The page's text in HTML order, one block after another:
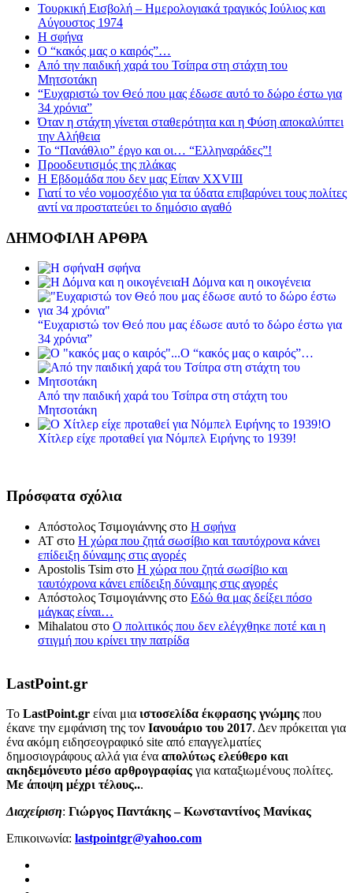
Τουρκική Εισβολή – Ημερολογιακά τραγικός Ιούλιος και
Αύγουστος 1974
Η σφήνα
Ο “κακός μας ο καιρός”…
Από την παιδική χαρά του Τσίπρα στη στάχτη του
Μητσοτάκη
“Ευχαριστώ τον Θεό που μας έδωσε αυτό το δώρο έστω για
34 χρόνια”
Όταν η στάχτη γίνεται σταθερότητα και η Φύση αποκαλύπτει
την Αλήθεια
Το “Πανάθλιο” έργο και οι… “Ελληναράδες”!
Προοδευτισμός της πλάκας
Η Εβδομάδα που δεν μας Είπαν XXVIII
Γιατί το νέο νομοσχέδιο για τα ύδατα επιβαρύνει τους πολίτες
αντί να προστατεύει το δημόσιο αγαθό
ΔΗΜΟΦΙΛΗ ΑΡΘΡΑ
Η σφήνα
Η Δόμνα και η οικογένεια
“Ευχαριστώ τον Θεό που μας έδωσε αυτό το δώρο έστω για
34 χρόνια”
Ο “κακός μας ο καιρός”…
Από την παιδική χαρά του Τσίπρα στη στάχτη του
Μητσοτάκη
Ο
Χίτλερ είχε προταθεί για Νόμπελ Ειρήνης το 1939!
Πρόσφατα σχόλια
Απόστολος Τσιμογιάννης στο Η σφήνα
ΑΤ στο Η χώρα που ζητά σωσίβιο και ταυτόχρονα κάνει
επίδειξη δύναμης στις αγορές
Apostolis Tsim στο Η χώρα που ζητά σωσίβιο και
ταυτόχρονα κάνει επίδειξη δύναμης στις αγορές
Απόστολος Τσιμογιάννης στο Εδώ θα μας δείξει πόσο
μάγκας είναι…
Mihalatou στο Ο πολιτικός που δεν ελέγχθηκε ποτέ και η
στιγμή που κρίνει την πατρίδα
LastPoint.gr
To LastPoint.gr είναι μια ιστοσελίδα έκφρασης γνώμης που
έκανε την εμφάνιση της τον Ιανουάριο του 2017. Δεν πρόκειται για
ένα ακόμη ειδησεογραφικό site από επαγγελματίες
δημοσιογράφους αλλά για ένα απολύτως ελεύθερο και
ακηδεμόνευτο μέσο αρθρογραφίας για καταξιωμένους πολίτες.
Με άποψη μέχρι τέλους...
Διαχείριση: Γιώργος Παντάκης – Κωνσταντίνος Μανίκας
Επικοινωνία: lastpointgr@yahoo.com